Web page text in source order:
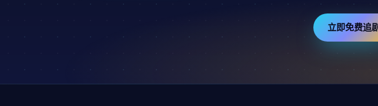
立即免费追